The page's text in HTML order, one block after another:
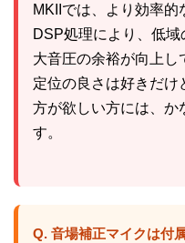
MKIIでは、より効率
DSP処理により、低
大音圧の余裕が向上し
定位の良さは好きだけ
方が欲しい方には、か
す。
Q. 音場補正マイクは付